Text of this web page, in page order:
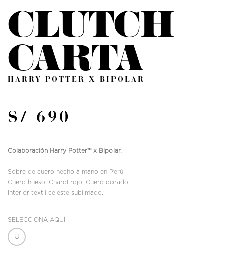
CLUTCH
CARTA
HARRY POTTER X BIPOLAR
S/ 690
Colaboración Harry Potter™ x Bipolar.
Sobre de cuero hecho a mano en Perú.
Cuero hueso. Charol rojo. Cuero dorado
Interior textil celeste sublimado.
SELECCIONA AQUÍ
U